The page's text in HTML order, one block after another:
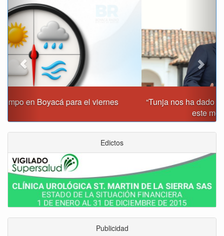
“Tunja nos ha dado demasiado y no podemos fallarle en
Edictos
Publicidad